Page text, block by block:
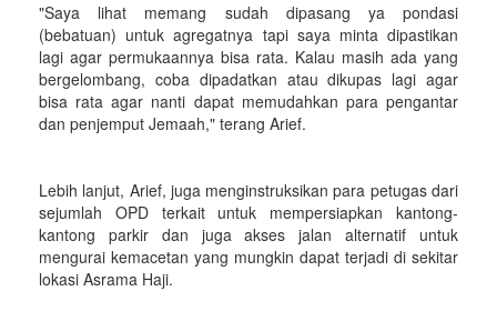
"Saya lihat memang sudah dipasang ya pondasi
(bebatuan) untuk agregatnya tapi saya minta dipastikan
lagi agar permukaannya bisa rata. Kalau masih ada yang
bergelombang, coba dipadatkan atau dikupas lagi agar
bisa rata agar nanti dapat memudahkan para pengantar
dan penjemput Jemaah," terang Arief.
Lebih lanjut, Arief, juga menginstruksikan para petugas dari
sejumlah OPD terkait untuk mempersiapkan kantong-
kantong parkir dan juga akses jalan alternatif untuk
mengurai kemacetan yang mungkin dapat terjadi di sekitar
lokasi Asrama Haji.